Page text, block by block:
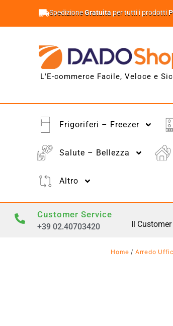
SpedizioneGratuita per tutti i prodotti
L'E-commerce Facile, Veloce e
Frigoriferi – Freezer
Salute – Bellezza
Altro
Customer Service
+39 02.40703420 Il
Home / Arredo